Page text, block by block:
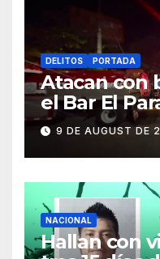
DELITOS PORTADA
Atacan con
el Bar El
Carmen
9 DE AUGUST DE
NACIONAL
Hallan con